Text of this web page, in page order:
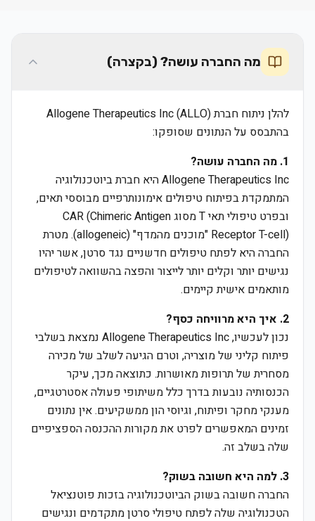
מה החברה עושה? (בקצרה)
להלן ניתוח חברת Allogene Therapeutics Inc (ALLO)
בהתבסס על הנתונים שסופקו:
1. מה החברה עושה?
Allogene Therapeutics Inc היא חברת ביוטכנולוגיה
המתמקדת בפיתוח טיפולים אימונותרפיים מבוססי תאים,
ובפרט טיפולי תאי T מסוג CAR (Chimeric Antigen
Receptor T-cell) "מוכנים מהמדף" (allogeneic). מטרת
החברה היא לפתח טיפולים חדשניים נגד סרטן, אשר יהיו
נגישים יותר וקלים יותר לייצור והפצה בהשוואה לטיפולים
מותאמים אישית קיימים.
2. איך היא מרוויחה כסף?
נכון לעכשיו, Allogene Therapeutics Inc נמצאת בשלבי
פיתוח קליני של מוצריה, וטרם הגיעה לשלב של מכירה
מסחרית של תרופות מאושרות. כתוצאה מכך, עיקר
הכנסותיה נובעות בדרך כלל משיתופי פעולה אסטרטגיים,
מענקי מחקר ופיתוח, וגיוסי הון ממשקיעים. אין נתונים
זמינים המאפשרים לפרט את מקורות ההכנסה הספציפיים
שלה בשלב זה.
3. למה היא חשובה בשוק?
החברה חשובה בשוק הביוטכנולוגיה בזכות פוטנציאל
הטכנולוגיה שלה לפתח טיפולי סרטן מתקדמים ונגישים